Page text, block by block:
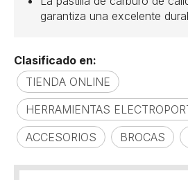
garantiza una excelente
Clasificado en:
TIENDA ONLINE
HERRAMIENTAS
ACCESORIOS
BROCAS